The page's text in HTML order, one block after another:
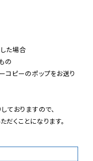
た場合
の
コピーのポップをお送り
ておりますので、
くことになります。